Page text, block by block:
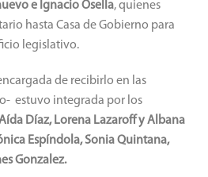
e Ignacio Osella, quienes
hasta Casa de Gobierno para
legislativo.
de recibirlo en las
estuvo integrada por los
Díaz, Lorena Lazaroff y Albana
Espíndola, Sonia Quintana,
Gonzalez.